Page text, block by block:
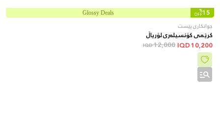
15
%
OFF
Glossy Deals
جوانکاری پێست
کرێمی کۆنسیلەری لۆریاڵ
10,200
12,000
IQD